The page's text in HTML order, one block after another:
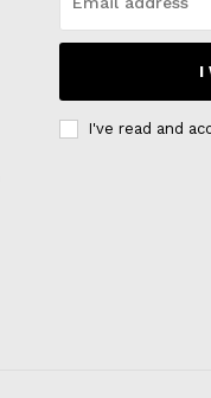
I
I've read and